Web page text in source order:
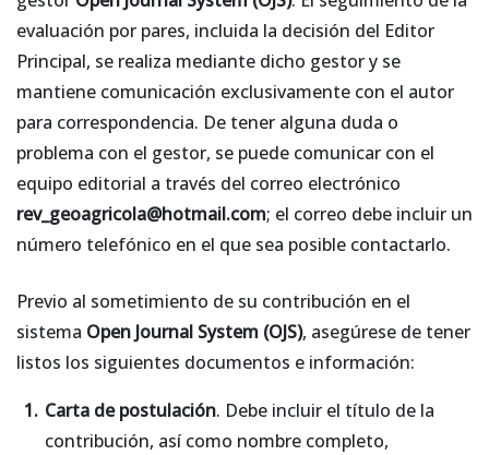
evaluación por pares, incluida la decisión del Editor
Principal, se realiza mediante dicho gestor y se
mantiene comunicación exclusivamente con el autor
para correspondencia. De tener alguna duda o
problema con el gestor, se puede comunicar con el
equipo editorial a través del correo electrónico
rev_geoagricola@hotmail.com; el correo debe incluir un
número telefónico en el que sea posible contactarlo.
Previo al sometimiento de su contribución en el
sistema Open Journal System (OJS), asegúrese de tener
listos los siguientes documentos e información:
Carta de postulación. Debe incluir el título de la
contribución, así como nombre completo,